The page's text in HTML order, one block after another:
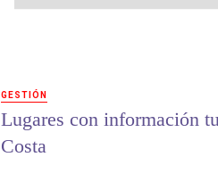
GESTIÓN
Lugares con información
Costa